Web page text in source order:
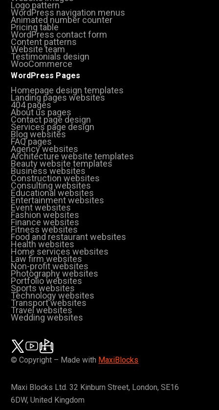
Logo pattern
WordPress navigation menus
Animated number counter
Pricing table
WordPress contact form
Content patterns
Website team
Testimonials design
WooCommerce
WordPress Pages
Homepage design templates
Landing pages websites
404 pages
About us pages
Contact page design
Services page design
Blog websites
FAQ pages
Agency websites
Architecture website templates
Beauty website templates
Business websites
Construction websites
Consulting websites
Educational websites
Entertainment websites
Event websites
Fashion websites
Finance websites
Fitness websites
Food and restaurant websites
Health websites
Home services websites
Law firm websites
Non-profit websites
Photography websites
Portfolio websites
Sports websites
Technology websites
Transport websites
Travel websites
Wedding websites
© Copyright – Made with MaxiBlocks
Maxi Blocks Ltd. 32 Kinburn Street, London, SE16
6DW, United Kingdom